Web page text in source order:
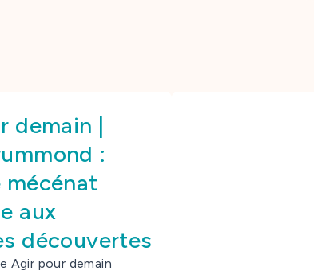
demain |
:
mécénat
aux
découvertes
Agir pour demain